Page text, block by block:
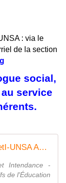
: via le
de la section
social,
service
enseignement superieur - Syndicat AetI-UNSA Académie Reims
Intendance -
de l'Éducation